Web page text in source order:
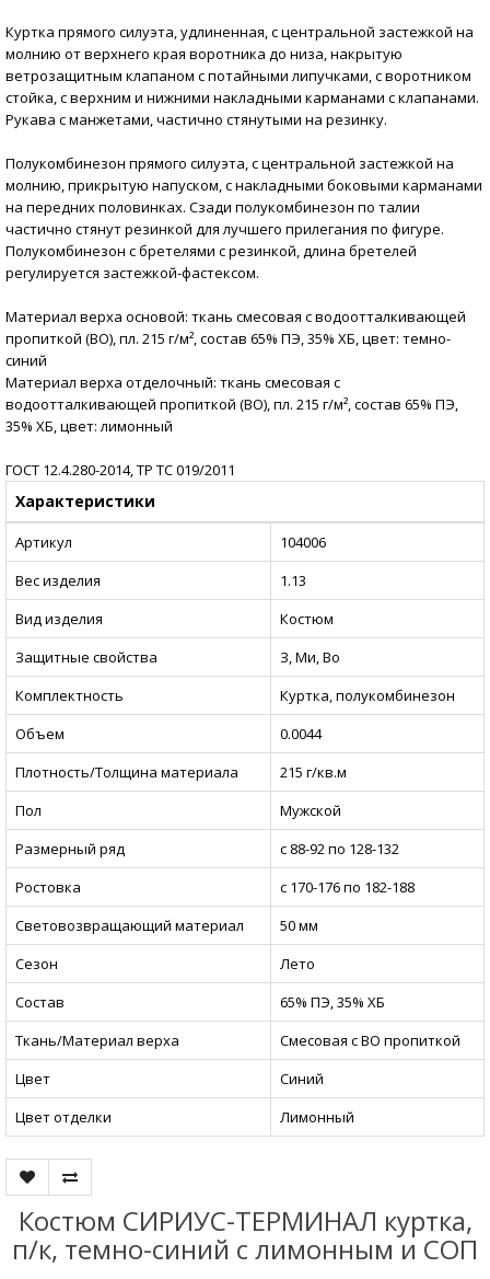
Куртка прямого силуэта, удлиненная, с центральной застежкой на
молнию от верхнего края воротника до низа, накрытую
ветрозащитным клапаном с потайными липучками, с воротником
стойка, с верхним и нижними накладными карманами с клапанами.
Рукава с манжетами, частично стянутыми на резинку.
Полукомбинезон прямого силуэта, с центральной застежкой на
молнию, прикрытую напуском, с накладными боковыми карманами
на передних половинках. Сзади полукомбинезон по талии
частично стянут резинкой для лучшего прилегания по фигуре.
Полукомбинезон с бретелями с резинкой, длина бретелей
регулируется застежкой-фастексом.
Материал верха основой: ткань смесовая с водоотталкивающей
пропиткой (ВО), пл. 215 г/м², состав 65% ПЭ, 35% ХБ, цвет: темно-
синий
Материал верха отделочный: ткань смесовая с
водоотталкивающей пропиткой (ВО), пл. 215 г/м², состав 65% ПЭ,
35% ХБ, цвет: лимонный
ГОСТ 12.4.280-2014, ТР ТС 019/2011
Характеристики
Артикул
104006
Вес изделия
1.13
Вид изделия
Костюм
Защитные свойства
З, Ми, Во
Комплектность
Куртка, полукомбинезон
Объем
0.0044
Плотность/Толщина материала
215 г/кв.м
Пол
Мужской
Размерный ряд
с 88-92 по 128-132
Ростовка
с 170-176 по 182-188
Световозвращающий материал
50 мм
Сезон
Лето
Состав
65% ПЭ, 35% ХБ
Ткань/Материал верха
Смесовая с ВО пропиткой
Цвет
Синий
Цвет отделки
Лимонный
Костюм СИРИУС-ТЕРМИНАЛ куртка,
п/к, темно-синий с лимонным и СОП